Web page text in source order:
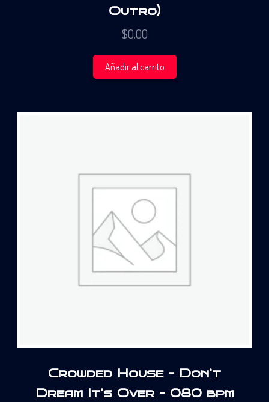
Outro)
$0.00
Añadir al carrito
Crowded House – Don’t
Dream It’s Over – 080 bpm